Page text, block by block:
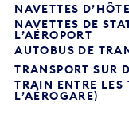
NAVETTES
NAVETTES DE
L’AÉROPORT
AUTOBUS DE
TRANSPORT SUR
TRAIN ENTRE
L’AÉROGARE)